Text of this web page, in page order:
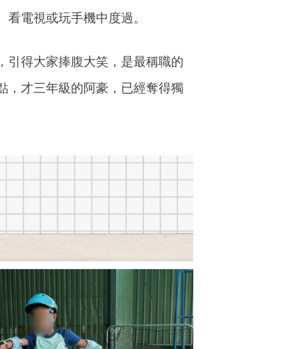
電視或玩手機中度過。
引得大家捧腹大笑，是最稱職的
，才三年級的阿豪，已經奪得獨